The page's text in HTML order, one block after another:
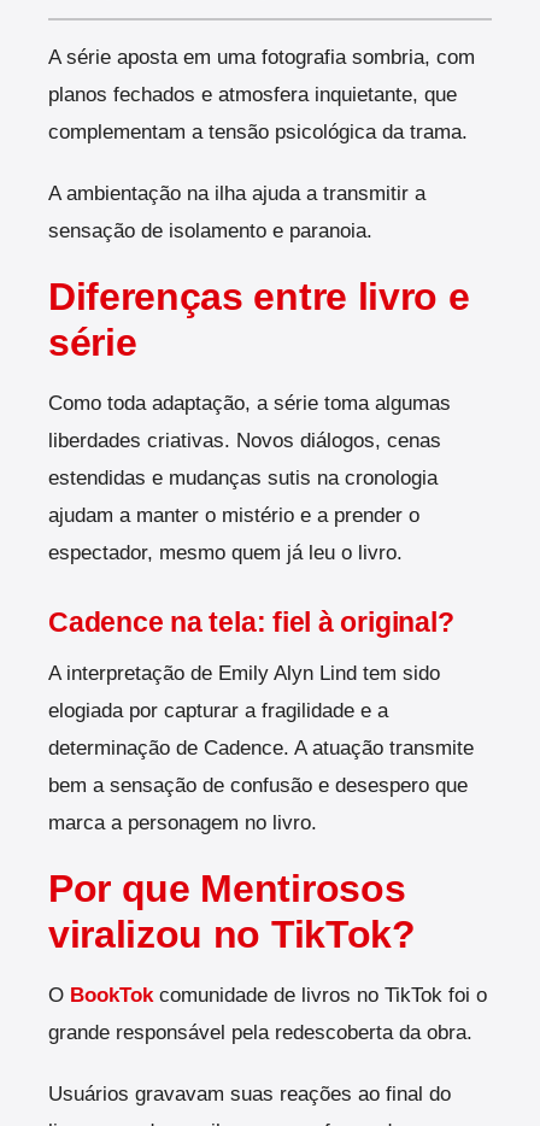
A série aposta em uma fotografia sombria, com
planos fechados e atmosfera inquietante, que
complementam a tensão psicológica da trama.
A ambientação na ilha ajuda a transmitir a
sensação de isolamento e paranoia.
Diferenças entre livro e
série
Como toda adaptação, a série toma algumas
liberdades criativas. Novos diálogos, cenas
estendidas e mudanças sutis na cronologia
ajudam a manter o mistério e a prender o
espectador, mesmo quem já leu o livro.
Cadence na tela: fiel à original?
A interpretação de Emily Alyn Lind tem sido
elogiada por capturar a fragilidade e a
determinação de Cadence. A atuação transmite
bem a sensação de confusão e desespero que
marca a personagem no livro.
Por que Mentirosos
viralizou no TikTok?
O BookTokcomunidade de livros no TikTok foi o
grande responsável pela redescoberta da obra.
Usuários gravavam suas reações ao final do